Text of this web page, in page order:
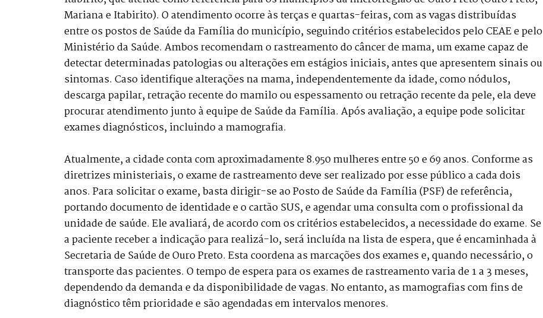
Mariana e Itabirito). O atendimento ocorre às terças e quartas-feiras, com as vagas distribuídas
entre os postos de Saúde da Família do município, seguindo critérios estabelecidos pelo CEAE e pelo
Ministério da Saúde. Ambos recomendam o rastreamento do câncer de mama, um exame capaz de
detectar determinadas patologias ou alterações em estágios iniciais, antes que apresentem sinais ou
sintomas. Caso identifique alterações na mama, independentemente da idade, como nódulos,
descarga papilar, retração recente do mamilo ou espessamento ou retração recente da pele, ela deve
procurar atendimento junto à equipe de Saúde da Família. Após avaliação, a equipe pode solicitar
exames diagnósticos, incluindo a mamografia.
Atualmente, a cidade conta com aproximadamente 8.950 mulheres entre 50 e 69 anos. Conforme as
diretrizes ministeriais, o exame de rastreamento deve ser realizado por esse público a cada dois
anos. Para solicitar o exame, basta dirigir-se ao Posto de Saúde da Família (PSF) de referência,
portando documento de identidade e o cartão SUS, e agendar uma consulta com o profissional da
unidade de saúde. Ele avaliará, de acordo com os critérios estabelecidos, a necessidade do exame. Se
a paciente receber a indicação para realizá-lo, será incluída na lista de espera, que é encaminhada à
Secretaria de Saúde de Ouro Preto. Esta coordena as marcações dos exames e, quando necessário, o
transporte das pacientes. O tempo de espera para os exames de rastreamento varia de 1 a 3 meses,
dependendo da demanda e da disponibilidade de vagas. No entanto, as mamografias com fins de
diagnóstico têm prioridade e são agendadas em intervalos menores.